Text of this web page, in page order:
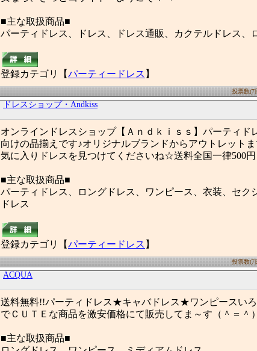
■主な取扱商品■
パーティドレス、ドレス、ドレス通販、カクテルドレス、
登録カテゴリ【パーティードレス 】
投票数(7
ドレスショップ・Andkiss
オンラインドレスショップ【Ａｎｄｋｉｓｓ】パーティド
向けの品揃えです♪オリジナルブランドからアウトレット
気に入りドレスを見つけてくださいね☆送料全国一律500円
■主な取扱商品■
パーティドレス、ロングドレス、ワンピース、衣装、セク
ドレス
登録カテゴリ【パーティードレス 】
投票数(7
ACQUA
送料無料!!パーティドレス★キャバドレス★ワンピースい
でＣＵＴＥな商品を激安価格にて販売してま～す（＾＝＾
■主な取扱商品■